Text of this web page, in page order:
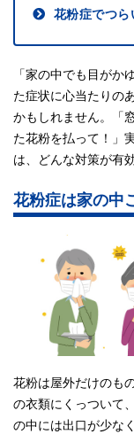
花粉症でつら
「家の中でも目がか
た症状に心当たりの
かもしれません。「
た花粉を払って！」
は、どんな対策が有
花粉症は家の中
花粉は屋外だけのも
の衣類にくっついて
の中には出口が少な